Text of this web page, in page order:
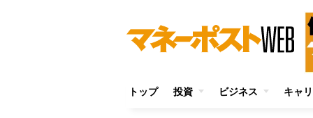
トップ 投資 ビジネス キャ